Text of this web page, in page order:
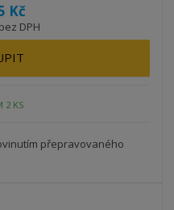
Kč
DPH
2 KS
přepravovaného